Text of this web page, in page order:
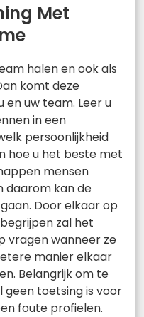
Met
halen en ook als
komt deze
en uw team. Leer u
in een
persoonlijkheid
hoe u het beste met
mensen
daarom kan de
Door elkaar op
zal het
vragen wanneer ze
manier elkaar
Belangrijk om te
geen toetsing is voor
foute profielen.